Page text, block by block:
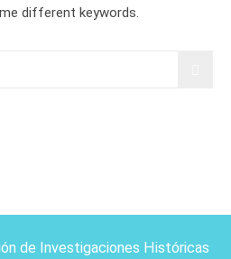
different keywords.
de Investigaciones Históricas